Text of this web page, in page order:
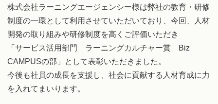
株式会社ラーニングエージェンシー様は弊社の教育・研修
制度の一環として利用させていただいており、今回、人材
開発の取り組みや研修制度を高くご評価いただき
「サービス活用部門 ラーニングカルチャー賞 Biz
CAMPUSの部」として表彰いただきました。
今後も社員の成長を支援し、社会に貢献する人材育成に力
を入れてまいります。